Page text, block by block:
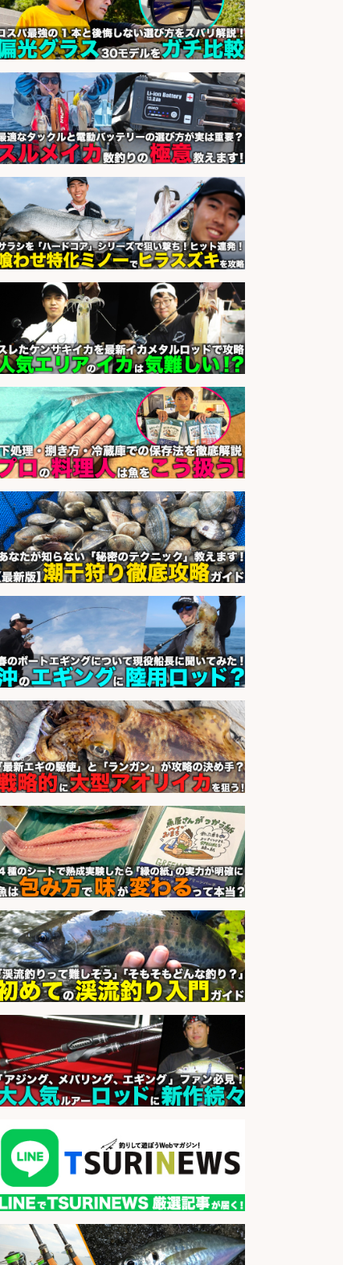
日勤寮完備
会社名 フジアルテ株式会社
sponsored by 求人ボックス
和食, 日本料理・懐石料理/店長・店
長候補/旬と手作りにこだわる!さか
なの価値を上げ、地域を元気に!店長
候補募集
会社名 博多 華吉 博多 華吉
sponsored by 求人ボックス
さらに求人情報を見る